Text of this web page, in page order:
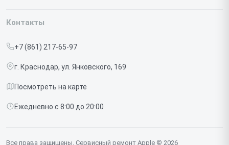
Срочный ремонт
Доставка и способы оплаты
Диагностика
Контакты
Iphone
Контакты
+7 (861) 217-65-97
г. Краснодар, ул. Янковского, 169
Посмотреть на карте
Ежедневно с 8:00 до 20:00
Все права защищены. Сервисный ремонт Apple © 2026